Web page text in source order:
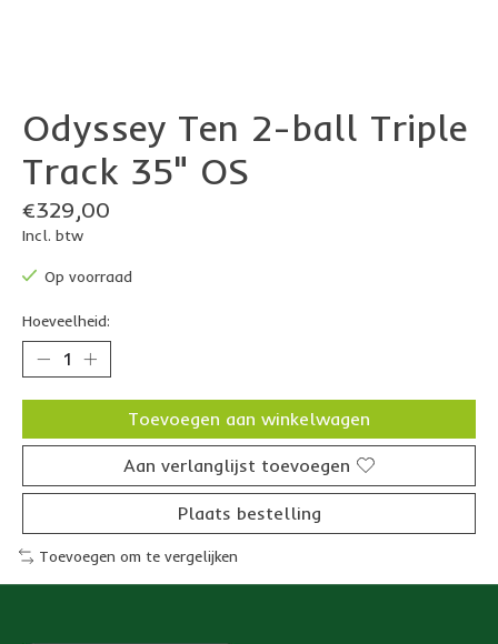
Odyssey Ten 2-ball Triple
Track 35" OS
€329,00
Incl. btw
Op voorraad
Hoeveelheid:
Toevoegen aan winkelwagen
Aan verlanglijst toevoegen
Plaats bestelling
Toevoegen om te vergelijken